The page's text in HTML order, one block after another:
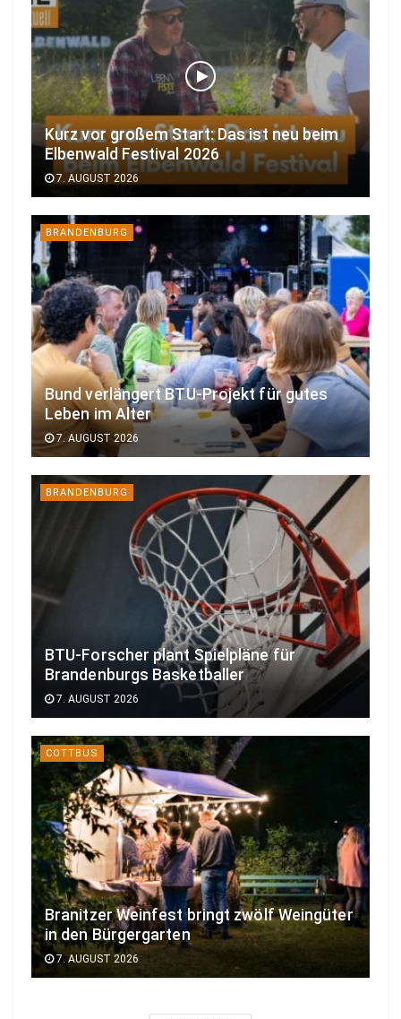
Kurz vor großem Start: Das ist neu beim
Elbenwald Festival 2026
7. AUGUST 2026
BRANDENBURG
Bund verlängert BTU-Projekt für gutes
Leben im Alter
7. AUGUST 2026
BRANDENBURG
BTU-Forscher plant Spielpläne für
Brandenburgs Basketballer
7. AUGUST 2026
COTTBUS
Branitzer Weinfest bringt zwölf Weingüter
in den Bürgergarten
7. AUGUST 2026